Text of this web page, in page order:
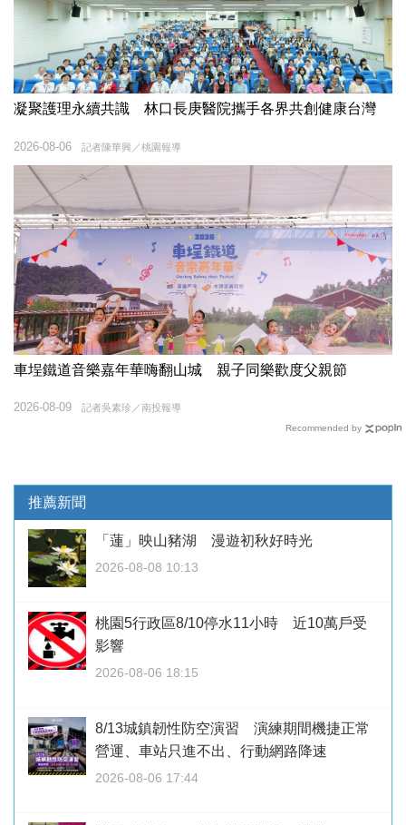
凝聚護理永續共識 林口長庚醫院攜手各界共創健康台灣
記者陳華興／桃園報導
2026-08-06
車埕鐵道音樂嘉年華嗨翻山城 親子同樂歡度父親節
記者吳素珍／南投報導
2026-08-09
Recommended by
推薦新聞
「蓮」映山豬湖 漫遊初秋好時光
2026-08-08 10:13
桃園5行政區8/10停水11小時 近10萬戶受
影響
2026-08-06 18:15
8/13城鎮韌性防空演習 演練期間機捷正常
營運、車站只進不出、行動網路降速
2026-08-06 17:44